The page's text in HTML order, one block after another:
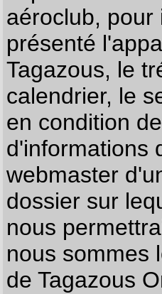
aéroclub, pour
présenté
Tagazous, le
calendrier, le
en condition
d'informations
webmaster
dossier sur
nous
nous sommes
de Tagazous